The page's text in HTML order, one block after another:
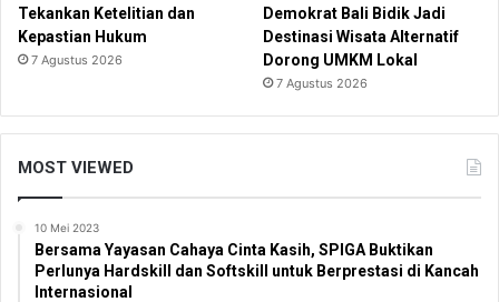
Tekankan Ketelitian dan
Kepastian Hukum
7 Agustus 2026
Demokrat Bali Bidik Jadi
Destinasi Wisata Alternatif
Dorong UMKM Lokal
7 Agustus 2026
MOST VIEWED
10 Mei 2023
Bersama Yayasan Cahaya Cinta Kasih, SPIGA Buktikan
Perlunya Hardskill dan Softskill untuk Berprestasi di Kancah
Internasional